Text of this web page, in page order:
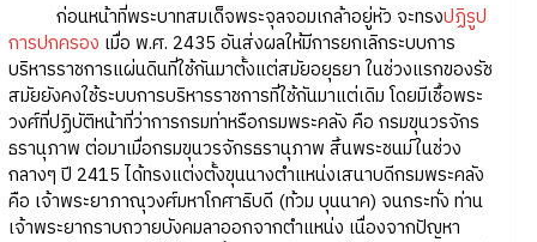
ก่อนหน้าที่พระบาทสมเด็จพระจุลจอมเกล้าอยู่หัว จะทรงปฏิรูป
การปกครอง เมื่อ พ.ศ. 2435 อันส่งผลให้มีการยกเลิกระบบการ
บริหารราชการแผ่นดินที่ใช้กันมาตั้งแต่สมัยอยุธยา ในช่วงแรกของรัช
สมัยยังคงใช้ระบบการบริหารราชการที่ใช้กันมาแต่เดิม โดยมีเชื้อพระ
วงศ์ที่ปฏิบัติหน้าที่ว่าการกรมท่าหรือกรมพระคลัง คือ กรมขุนวรจักร
ธรานุภาพ ต่อมาเมื่อกรมขุนวรจักรธรานุภาพ สิ้นพระชนม์ในช่วง
กลางๆ ปี 2415 ได้ทรงแต่งตั้งขุนนางตำแหน่งเสนาบดีกรมพระคลัง
คือ เจ้าพระยาภาณุวงศ์มหาโกศาธิบดี (ท้วม บุนนาค) จนกระทั่ง ท่าน
เจ้าพระยากราบถวายบังคมลาออกจากตำแหน่ง เนื่องจากปัญหา